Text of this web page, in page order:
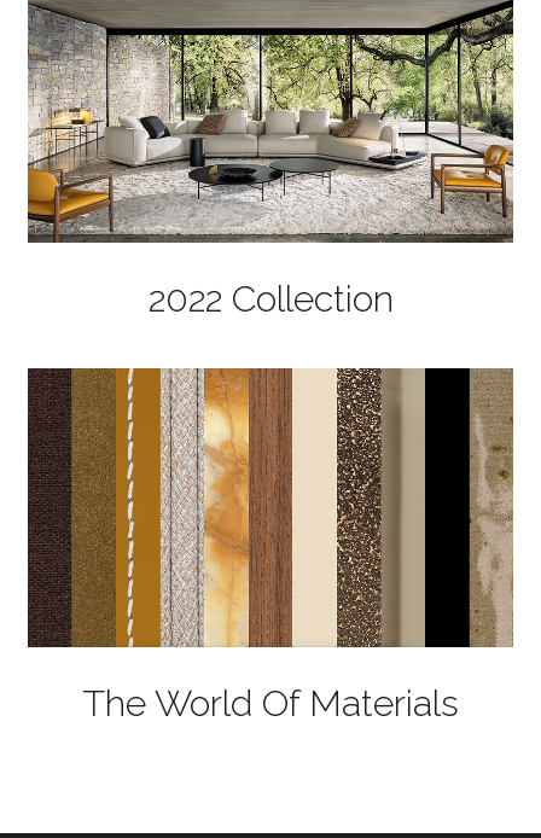
2022 Collection
The World Of Materials